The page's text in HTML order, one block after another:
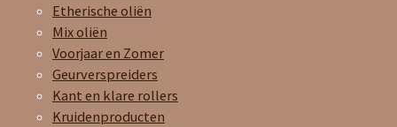
Etherische oliën
Mix oliën
Voorjaar en Zomer
Geurverspreiders
Kant en klare rollers
Kruidenproducten